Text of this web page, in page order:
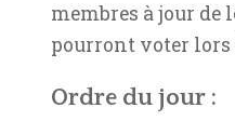
membres à jour de
pourront voter lors
Ordre du jour :